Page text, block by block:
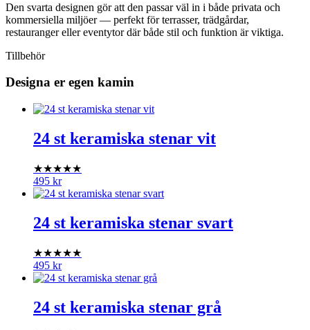
Den svarta designen gör att den passar väl in i både privata och
kommersiella miljöer — perfekt för terrasser, trädgårdar,
restauranger eller eventytor där både stil och funktion är viktiga.
Tillbehör
Designa er egen kamin
24 st keramiska stenar vit
★★★★★
495 kr
24 st keramiska stenar svart
★★★★★
495 kr
24 st keramiska stenar grå